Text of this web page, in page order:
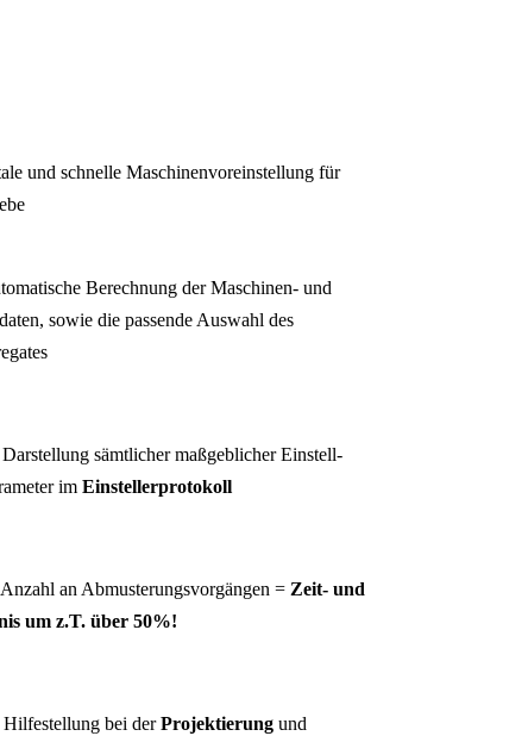
und schnelle Maschinenvoreinstellung für
Berechnung der Maschinen- und
sowie die passende Auswahl des
sämtlicher maßgeblicher Einstell-
imEinstellerprotokoll
an Abmusterungsvorgängen = Zeit- und
um z.T. über 50%!
Hilfestellung bei derProjektierung und